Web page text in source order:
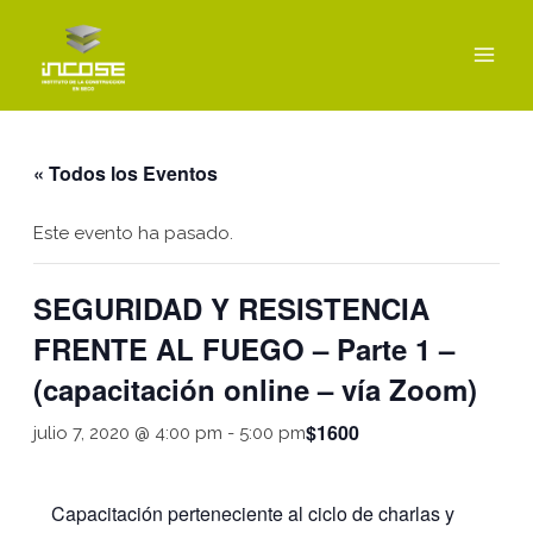
contenido
« Todos los Eventos
Este evento ha pasado.
SEGURIDAD Y RESISTENCIA
FRENTE AL FUEGO – Parte 1 –
(capacitación online – vía Zoom)
julio 7, 2020 @ 4:00 pm - 5:00 pm$1600
Capacitación perteneciente al ciclo de charlas y